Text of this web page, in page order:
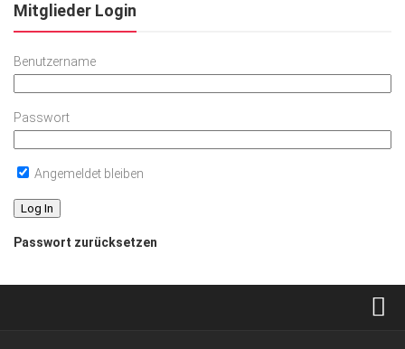
Mitglieder Login
Benutzername
Passwort
Angemeldet bleiben
Passwort zurücksetzen